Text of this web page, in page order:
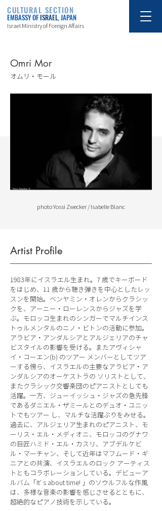
CULTURAL SECTION
EMBASSY OFISRAEL, JAPAN
Israel Ministry of Foreign Affairs
Omri Mor
オムリ・モール
photo Yossi Zwecker / Isabelle Blanc
Artist Profile
1983年にイスラエル生まれ。7 歳でキーボード
をはじめ、11 歳から聴き弾きを中心としたレッ
スンを開始。ベンヤミン・オレンからクラシッ
クを、アーニー・ローレンスからジャズを学
ぶ。モロッコ生まれのシンガーでマルチインス
トゥルメンタルのニノ・ビトンの活動に参加。
アラビア・アンダルシアとアルジェリアのチャ
ビスタイルの影響を受ける。またアヴィシャ
イ・コーエン(b) のツアー メンバーとしてツア
ーする傍ら、イスラエルの主要なアラビア・ア
ンダルシアのオーケストラの ソリストとして、
またクラシック交響楽団のピアニストとしても
活躍。一方、ジューイッシュ・ジャズの急先鋒
であるダニエル・ザミールとのデュオ・ユニッ
トでもツアー し、マルチな活躍ぶりをみせる。
過去に、アルジェリア生まれのピアニスト、モ
ーリス・エル・メディオニ、モロッコのグナワ
の巨匠ハミド・エル・カスリ、アブデルケビ
ル・マーチャン、そして近年はマフムード・ギ
ニアとの共演、イスラエルのロック アーティス
トともコラボレーションしている。デビューア
ルバム「It’ s about time! 」のソウルフルな作風
は、多様な音楽の影響を感じさせるとともに、
超絶的なピアノ技術を示している。